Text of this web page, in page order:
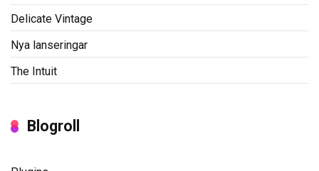
Delicate Vintage
Nya lanseringar
The Intuit
Blogroll